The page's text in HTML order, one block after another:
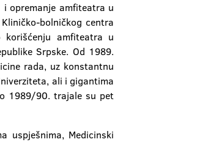
opremanje amfiteatra u
bolničkog centra
amfiteatra u
Srpske. Od 1989.
rada, uz konstantnu
ali i gigantima
1989/90. trajale su pet
uspješnima, Medicinski